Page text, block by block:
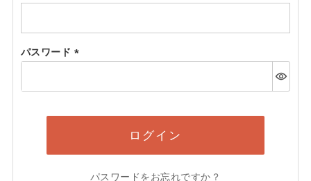
須)
パスワード
須)
ログイン
パスワードをお忘れですか？